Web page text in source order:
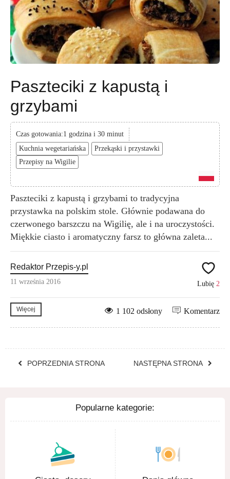
Paszteciki z kapustą i
grzybami
Czas gotowania:1 godzina i 30 minut
Kuchnia wegetariańska
Przekąski i przystawki
Przepisy na Wigilie
Paszteciki z kapustą i grzybami to tradycyjna
przystawka na polskim stole. Głównie podawana do
czerwonego barszczu na Wigilię, ale i na uroczystości.
Miękkie ciasto i aromatyczny farsz to główna zaleta...
Redaktor Przepis-y.pl
11 września 2016 Lubię 2
Więcej Komentarz
1 102 odsłony
POPRZEDNIA STRONA NASTĘPNA STRONA
Popularne kategorie: